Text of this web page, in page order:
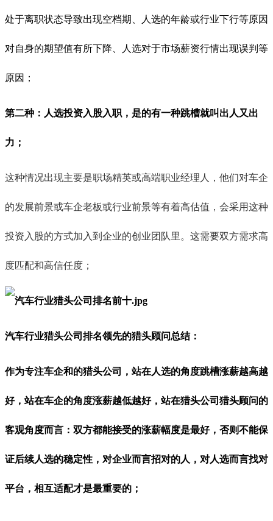
处于离职状态导致出现空档期、人选的年龄或行业下行等原因
对自身的期望值有所下降、人选对于市场薪资行情出现误判等
原因；
第二种：人选投资入股入职，是的有一种跳槽就叫出人又出
力；
这种情况出现主要是职场精英或高端职业经理人，他们对车企
的发展前景或车企老板或行业前景等有着高估值，会采用这种
投资入股的方式加入到企业的创业团队里。这需要双方需求高
度匹配和高信任度；
汽车行业猎头公司排名领先的猎头顾问总结：
作为专注车企和的猎头公司，站在人选的角度跳槽涨薪越高越
好，站在车企的角度涨薪越低越好，站在猎头公司猎头顾问的
客观角度而言：双方都能接受的涨薪幅度是最好，否则不能保
证后续人选的稳定性，对企业而言招对的人，对人选而言找对
平台，相互适配才是最重要的；